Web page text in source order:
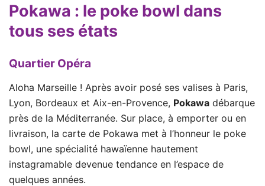
Pokawa : le poke bowl dans
tous ses états
Quartier Opéra
Aloha Marseille ! Après avoir posé ses valises à Paris,
Lyon, Bordeaux et Aix-en-Provence, Pokawa débarque
près de la Méditerranée. Sur place, à emporter ou en
livraison, la carte de Pokawa met à l’honneur le poke
bowl, une spécialité hawaïenne hautement
instagramable devenue tendance en l’espace de
quelques années.